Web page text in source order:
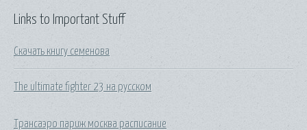
Links to Important Stuff
Скачать книгу семенова
The ultimate fighter 23 на русском
Трансаэро париж москва расписание